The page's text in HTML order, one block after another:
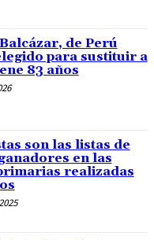
de Perú
para sustituir a
83 años
son las listas de
en las
realizadas